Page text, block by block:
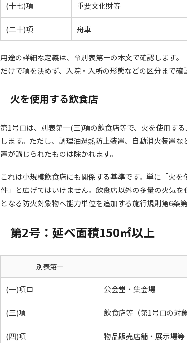
(十七)項 重要文化財等
(二十)項 舟車
用途の詳細な定義は、令別表第一の本文で確認します
だけで項を決めず、入院・入所の形態などの区分まで確
火を使用する飲食店
第1号ロは、別表第一(三)項の飲食店等で、火を使用す
します。ただし、調理油過熱防止装置、自動消火装置
置が講じられたものは除かれます。
これは小規模飲食店にも関係する基準です。単に「火
件」と広げてはいけません。飲食店以外の多量の火気
となる防火対象物へ能力単位を追加する施行規則第6条
第2号：延べ面積150㎡以上
別表第一
(一)項ロ 公会堂・集会場
(三)項 飲食店等（第1号ロの対
(四)項 物品販売店舗・展示場等